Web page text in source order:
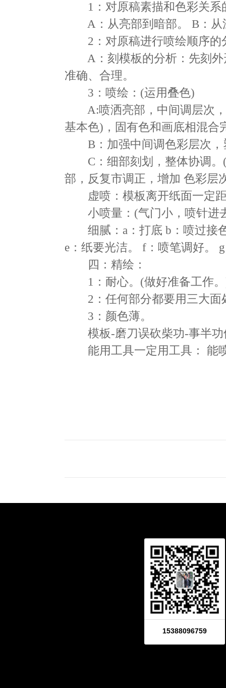
1：对原稿素描和色彩关系
A：从亮部到暗部。 B：从
2：对原稿进行喷绘顺序的
A：刻模板的分析：先刻外
准确、合理。
3：喷绘：(运用叠色)
A:喷洒亮部，中间调层次，
基本色)，固有色和画底相混合
B：加强中间调色彩层次，
C：细部刻划，整体协调。(
部，反复市调正，增加 色彩层
虚喷：模板离开纸面一定
小喷量：(气门小，喷针进
细腻：a：打底 b：喷过接
e：纸要光洁。 f：喷笔调好。
四：精绘：
1：耐心。(做好准备工作
2：任何部分都要用三大面
3：颜色薄。
模板-磨刀误砍柴功-事半功
能用工具一定用工具： 能
15388096759